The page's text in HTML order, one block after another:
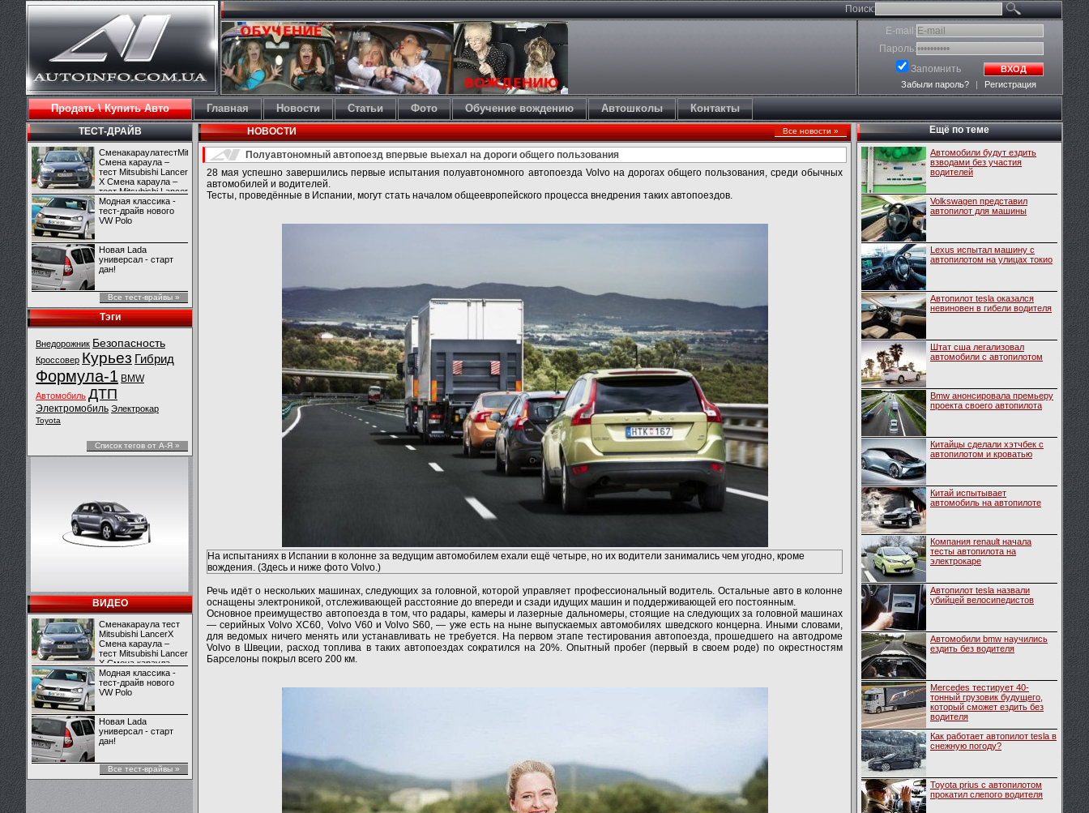
Поиск:
E-mail:
Пароль:
Запомнить
ВХОД
Забыли пароль?
| Регистрация
Продать \ Купить Авто Главная Новости Статьи Фото Обучение вождению Автошколы Контакты
ТЕСТ-ДРАЙВ
СменакараулатестMitsubishiLancerX
Смена караула –
тест Mitsubishi Lancer
X Смена караула –
тест Mitsubishi Lancer
X
Модная классика -
тест-драйв нового
VW Polo
Новая Lada
универсал - старт
дан!
Все тест-врайвы »
Тэги
Внедорожник Безопасность
Кроссовер Курьез Гибрид
Формула-1 BMW
Автомобиль ДТП
Электромобиль Электрокар
Toyota
Список тегов от А-Я »
ВИДЕО
Сменакараула тест
Mitsubishi LancerX
Смена караула –
тест Mitsubishi Lancer
X Смена караула –
тест Mitsubishi Lancer
X
Модная классика -
тест-драйв нового
VW Polo
Новая Lada
универсал - старт
дан!
Все тест-врайвы »
НОВОСТИ Все новости »
Полуавтономный автопоезд впервые выехал на дороги общего пользования
28 мая успешно завершились первые испытания полуавтономного автопоезда Volvo на дорогах общего пользования, среди обычных
автомобилей и водителей.
Тесты, проведённые в Испании, могут стать началом общеевропейского процесса внедрения таких автопоездов.
На испытаниях в Испании в колонне за ведущим автомобилем ехали ещё четыре, но их водители занимались чем угодно, кроме
вождения. (Здесь и ниже фото Volvo.)
Речь идёт о нескольких машинах, следующих за головной, которой управляет профессиональный водитель. Остальные авто в колонне
оснащены электроникой, отслеживающей расстояние до впереди и сзади идущих машин и поддерживающей его постоянным.
Основное преимущество автопоезда в том, что радары, камеры и лазерные дальномеры, стоящие на следующих за головной машинах
— серийных Volvo XC60, Volvo V60 и Volvo S60, — уже есть на ныне выпускаемых автомобилях шведского концерна. Иными словами,
для ведомых ничего менять или устанавливать не требуется. На первом этапе тестирования автопоезда, прошедшего на автодроме
Volvo в Швеции, расход топлива в таких автопоездах сократился на 20%. Опытный пробег (первый в своем роде) по окрестностям
Барселоны покрыл всего 200 км.
Ещё по теме
Автомобили будут ездить
взводами без участия
водителей
Volkswagen представил
автопилот для машины
Lexus испытал машину с
автопилотом на улицах токио
Автопилот tesla оказался
невиновен в гибели водителя
Штат сша легализовал
автомобили с автопилотом
Bmw анонсировала премьеру
проекта своего автопилота
Китайцы сделали хэтчбек с
автопилотом и кроватью
Китай испытывает
автомобиль на автопилоте
Компания renault начала
тесты автопилота на
электрокаре
Автопилот tesla назвали
убийцей велосипедистов
Автомобили bmw научились
ездить без водителя
Mercedes тестирует 40-
тонный грузовик будущего,
который сможет ездить без
водителя
Как работает автопилот tesla в
снежную погоду?
Toyota prius с автопилотом
прокатил слепого водителя